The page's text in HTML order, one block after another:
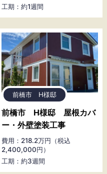
工期：約1週間
前橋市 H様邸
前橋市 H様邸 屋根カバ
ー・外壁塗装工事
費用：218.2万円（税込
2,400,000円）
工期：約3週間